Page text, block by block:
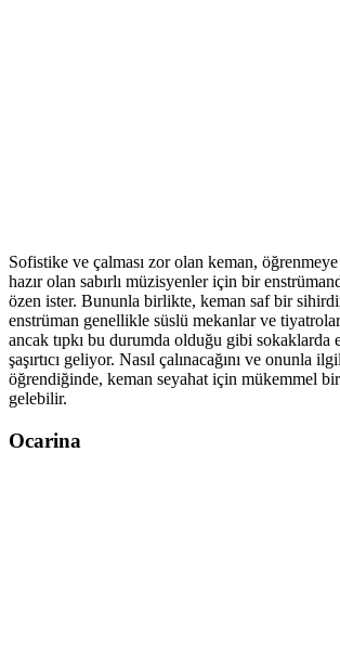
Sofistike ve çalması zor olan keman, öğrenmeye
hazır olan sabırlı müzisyenler için bir
özen ister. Bununla birlikte, keman saf bir
enstrüman genellikle süslü mekanlar ve
ancak tıpkı bu durumda olduğu gibi sokaklarda
şaşırtıcı geliyor. Nasıl çalınacağını ve onunla
öğrendiğinde, keman seyahat için mükemmel
gelebilir.
Ocarina